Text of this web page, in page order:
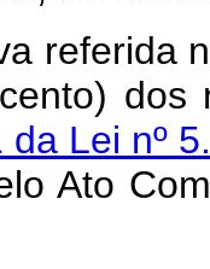
referida
dos
Lei nº
Ato